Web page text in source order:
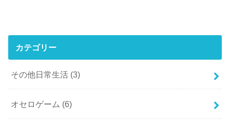
カテゴリー
その他日常生活 (3)
オセロゲーム (6)